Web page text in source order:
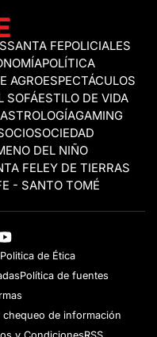
SANTA FEPOLICIALES
POLÍTICA
AGROESPECTÁCULOS
SOFÁESTILO DE VIDA
ASTROLOGÍAGAMING
OCIOSOCIEDAD
DEL NIÑO
FELEY DE TIERRAS
- SANTO TOMÉ
Politica de Ética
Política de fuentes
de información